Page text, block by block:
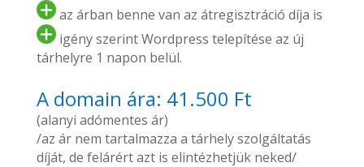
az árban benne van az átregisztráció díja is
igény szerint Wordpress telepítése az új
tárhelyre 1 napon belül.
A domain ára: 41.500 Ft
(alanyi adómentes ár)
/az ár nem tartalmazza a tárhely szolgáltatás
díját, de felárért azt is elintézhetjük neked/